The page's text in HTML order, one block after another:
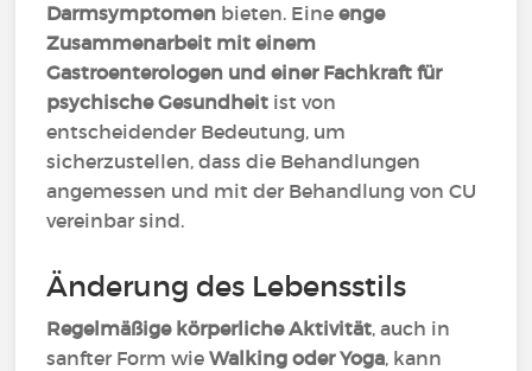
Darmsymptomen bieten. Eine enge
Zusammenarbeit mit einem
Gastroenterologen und einer Fachkraft für
psychische Gesundheit ist von
entscheidender Bedeutung, um
sicherzustellen, dass die Behandlungen
angemessen und mit der Behandlung von CU
vereinbar sind.
Änderung des Lebensstils
Regelmäßige körperliche Aktivität, auch in
sanfter Form wie Walking oder Yoga, kann